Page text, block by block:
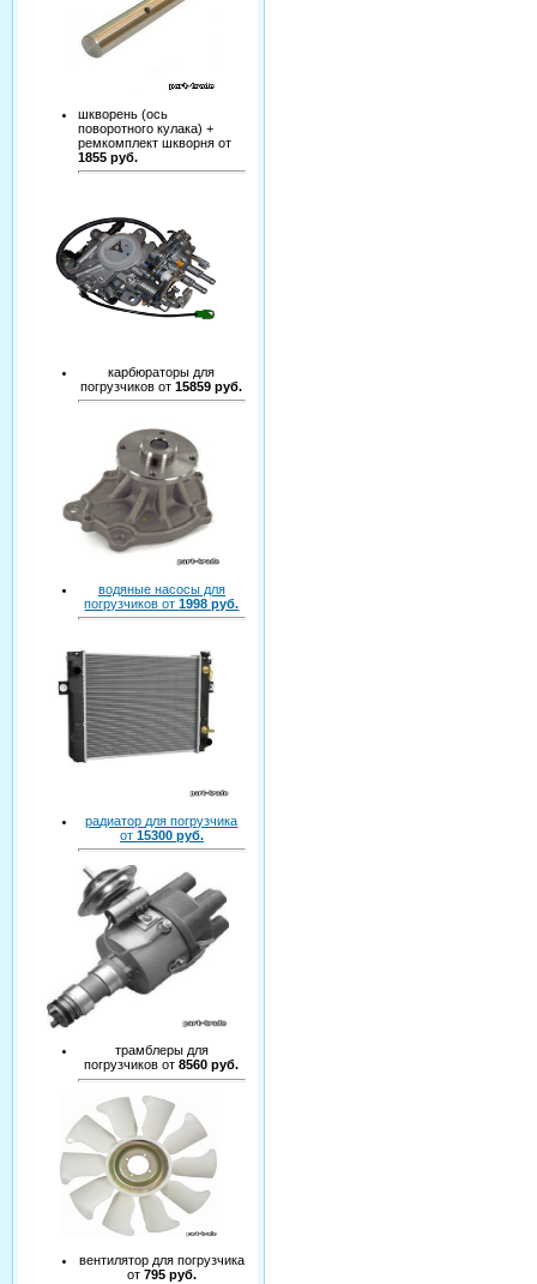
шкворень (ось
поворотного кулака) +
ремкомплект шкворня от
1855 руб.
карбюраторы для
погрузчиков от15859 руб.
водяные насосы для
погрузчиков от1998 руб.
радиатор для погрузчика
от 15300 руб.
трамблеры для
погрузчиков от8560 руб.
вентилятор для погрузчика
от 795 руб.